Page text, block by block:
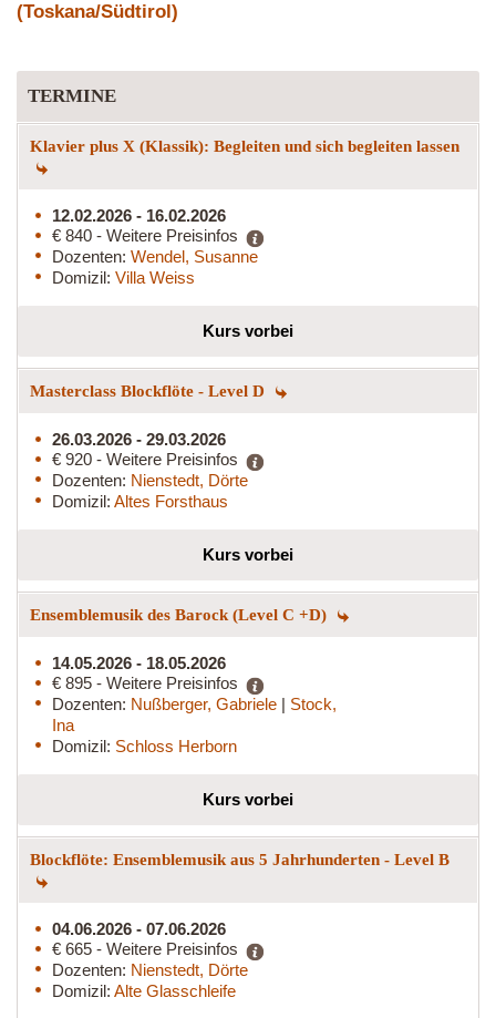
(Toskana/Südtirol)
TERMINE
Klavier plus X (Klassik): Begleiten und sich begleiten lassen
12.02.2026 - 16.02.2026
€ 840 - Weitere Preisinfos
Dozenten: Wendel, Susanne
Domizil: Villa Weiss
Kurs vorbei
Masterclass Blockflöte - Level D
26.03.2026 - 29.03.2026
€ 920 - Weitere Preisinfos
Dozenten: Nienstedt, Dörte
Domizil: Altes Forsthaus
Kurs vorbei
Ensemblemusik des Barock (Level C +D)
14.05.2026 - 18.05.2026
€ 895 - Weitere Preisinfos
Dozenten: Nußberger, Gabriele | Stock,
Ina
Domizil: Schloss Herborn
Kurs vorbei
Blockflöte: Ensemblemusik aus 5 Jahrhunderten - Level B
04.06.2026 - 07.06.2026
€ 665 - Weitere Preisinfos
Dozenten: Nienstedt, Dörte
Domizil: Alte Glasschleife